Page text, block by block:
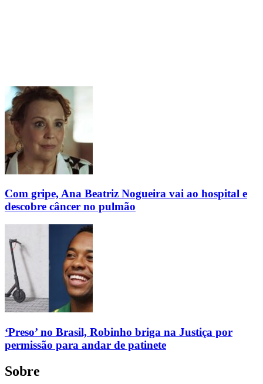
Com gripe, Ana Beatriz Nogueira vai ao hospital e
descobre câncer no pulmão
‘Preso’ no Brasil, Robinho briga na Justiça por
permissão para andar de patinete
Sobre